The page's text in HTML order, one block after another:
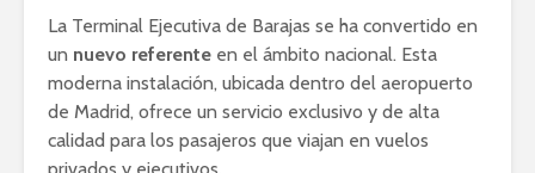
La Terminal Ejecutiva de Barajas se ha convertido en
un nuevo referente en el ámbito nacional. Esta
moderna instalación, ubicada dentro del aeropuerto
de Madrid, ofrece un servicio exclusivo y de alta
calidad para los pasajeros que viajan en vuelos